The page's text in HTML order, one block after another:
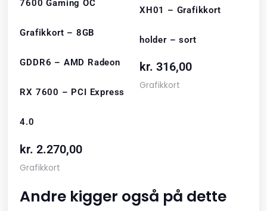
7600 Gaming OC
Grafikkort – 8GB
GDDR6 – AMD Radeon
RX 7600 – PCI Express
4.0
kr. 2.270,00
Grafikkort
XH01 – Grafikkort
holder – sort
kr. 316,00
Grafikkort
Andre kigger også på dette